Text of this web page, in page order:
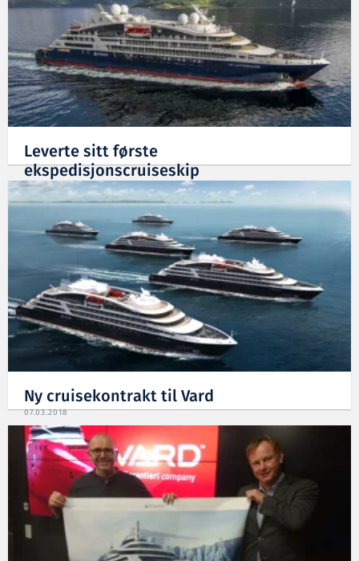
Leverte sitt første
ekspedisjonscruiseskip
18.06.2018
Ny cruisekontrakt til Vard
07.03.2018